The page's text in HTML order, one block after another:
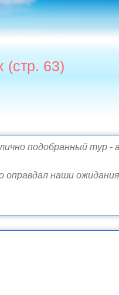
(стр. 63)
подобранный тур -
оправдал наши